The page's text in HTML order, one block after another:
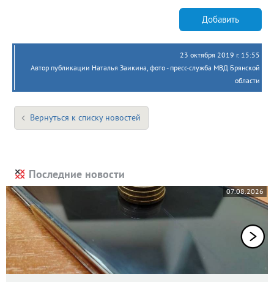
Добавить
23 октября 2019 г. 15:55
Автор публикации Наталья Заикина, фото - пресс-служба МВД Брянской
области
Вернуться к списку новостей
Последние новости
07.08.2026